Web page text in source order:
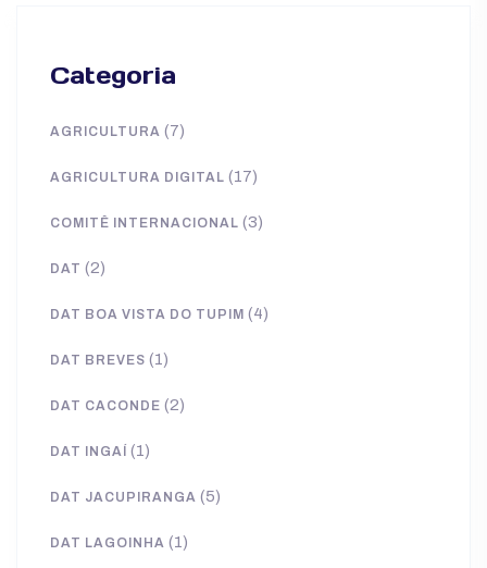
Categoria
AGRICULTURA (7)
AGRICULTURA DIGITAL (17)
COMITÊ INTERNACIONAL (3)
DAT (2)
DAT BOA VISTA DO TUPIM (4)
DAT BREVES (1)
DAT CACONDE (2)
DAT INGAÍ (1)
DAT JACUPIRANGA (5)
DAT LAGOINHA (1)